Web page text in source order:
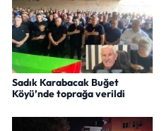
Sadık Karabacak Buğet
Köyü’nde toprağa verildi